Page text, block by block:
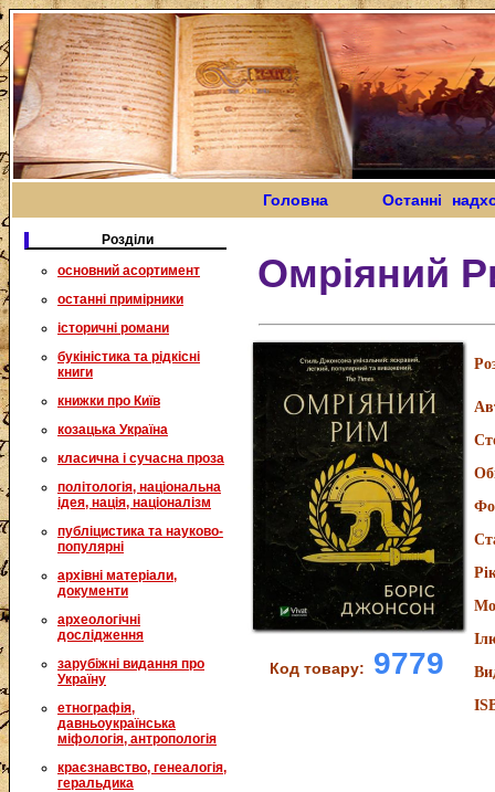
Головна Останні
Розділи
основний асортимент
останні примірники
історичні романи
букіністика та рідкісні
книги
книжки про Київ
козацька Україна
класична і сучасна проза
політологія, національна
ідея, нація, націоналізм
публіцистика та науково-
популярні
архівні матеріали,
документи
археологічні
дослідження
зарубіжні видання про
Україну
етнографія,
давньоукраїнська
міфологія, антропологія
краєзнавство, генеалогія,
геральдика
Омріяний
Код товару: 9779